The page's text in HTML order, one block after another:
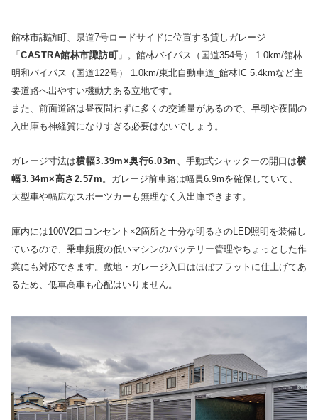
館林市諏訪町、県道7号ロードサイドに位置する貸しガレージ
「 CASTRA館林市諏訪町 」。館林バイパス（国道354号） 1.0km/館林
明和バイパス（国道122号） 1.0km/東北自動車道_館林IC 5.4kmなど主
要道路へ出やすい機動力ある立地です。
また、前面道路は昼夜問わずに多くの交通量があるので、早朝や夜間の
入出庫も神経質になりすぎる必要はないでしょう。
ガレージ寸法は横幅3.39m×奥行6.03m 、手動式シャッターの開口は横
幅3.34m×高さ2.57m。ガレージ前車路は幅員6.9mを確保していて、
大型車や幅広なスポーツカーも無理なく入出庫できます。
庫内には100V2口コンセント×2箇所と十分な明るさのLED照明を装備し
ているので、乗車頻度の低いマシンのバッテリー管理やちょっとした作
業にも対応できます。敷地・ガレージ入口はほぼフラットに仕上げてあ
るため、低車高車も心配はいりません。